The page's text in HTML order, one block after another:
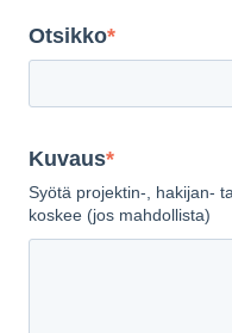
Otsikko*
Kuvaus*
Syötä projektin-, hakijan-
koskee (jos mahdollista)